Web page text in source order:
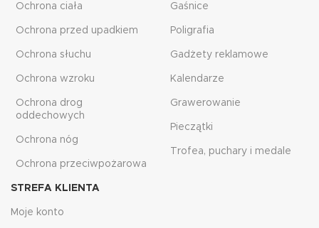
Ochrona ciała
Ochrona przed upadkiem
Ochrona słuchu
Ochrona wzroku
Ochrona drog
oddechowych
Ochrona nóg
Ochrona przeciwpożarowa
Gaśnice
Poligrafia
Gadżety reklamowe
Kalendarze
Grawerowanie
Pieczątki
Trofea, puchary i medale
STREFA KLIENTA
Moje konto